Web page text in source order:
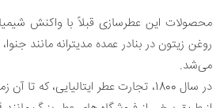
محصولات این عطرسازی قبلاً با واکنش
روغن زیتون در بنادر عمده مدیترانه مانند
می‌شد.
در سال 1800، تجارت عطر ایتالیایی، که